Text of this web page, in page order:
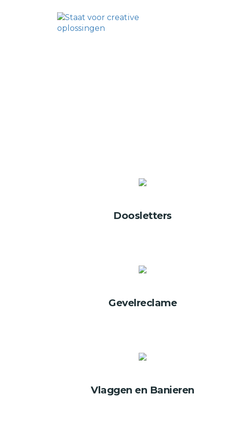
Doosletters
Gevelreclame
Vlaggen en Banieren